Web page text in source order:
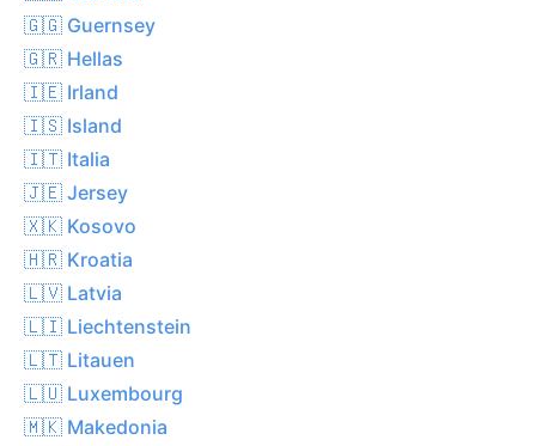
🇬🇬 Guernsey
🇬🇷 Hellas
🇮🇪 Irland
🇮🇸 Island
🇮🇹 Italia
🇯🇪 Jersey
🇽🇰 Kosovo
🇭🇷 Kroatia
🇱🇻 Latvia
🇱🇮 Liechtenstein
🇱🇹 Litauen
🇱🇺 Luxembourg
🇲🇰 Makedonia